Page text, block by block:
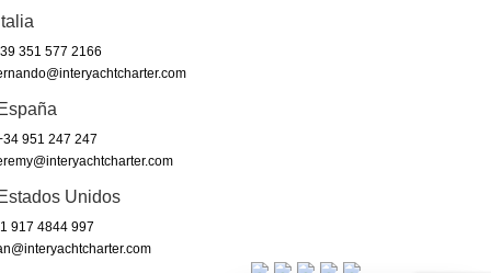
351 577 2166
951 247 247
Unidos
917 4844 997